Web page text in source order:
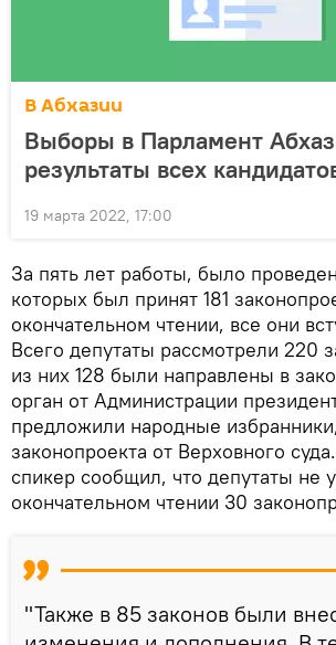
В Абхазии
Выборы в Парламент
результаты всех
19 марта 2022, 17:00
За пять лет работы, было
которых был принят 181
окончательном чтении, все они
Всего депутаты рассмотрели 220
из них 128 были направлены в
орган от Администрации
предложили народные
законопроекта от Верховного
спикер сообщил, что депутаты не
окончательном чтении 30
"Также в 85 законов были